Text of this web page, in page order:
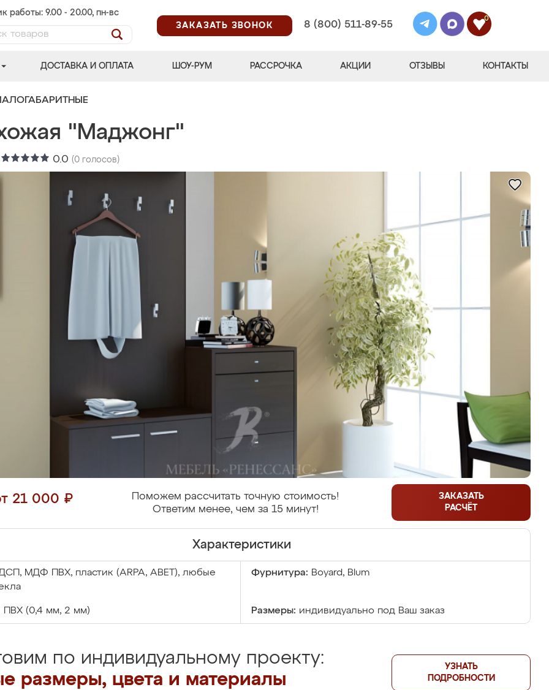
работы: 9.00 - 20.00, пн-вс
ЗАКАЗАТЬ ЗВОНОК
8 (800) 511-89-55
0
ДОСТАВКА И ОПЛАТА ШОУ-РУМ РАССРОЧКА АКЦИИ ОТЗЫВЫ КОНТАКТЫ
"Маджонг"
0.0 (0 голосов)
21 000 ₽
Поможем рассчитать точную стоимость!
Ответим менее, чем за 15 минут!
ЗАКАЗАТЬ
РАСЧЁТ
Характеристики
МДФ ПВХ, пластик (ARPA, ABET), любые
Фурнитура: Boyard, Blum
ПВХ (0,4 мм, 2 мм) Размеры: индивидуально под Ваш заказ
по индивидуальному проекту:
размеры, цвета и материалы
УЗНАТЬ
ПОДРОБНОСТИ